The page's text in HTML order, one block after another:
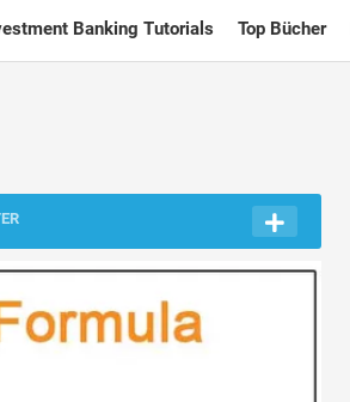
Banking Tutorials Top Bücher